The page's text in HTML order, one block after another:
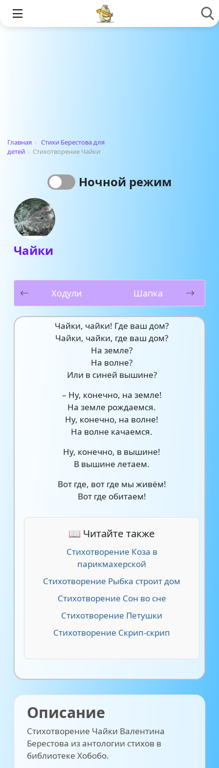
Главная › Стихи Берестова для
детей › Стихотворение Чайки
Ночной режим
Чайки
Ходули Шапка
Чайки, чайки! Где ваш дом?
Чайки, чайки, где ваш дом?
На земле?
На волне?
Или в синей вышине?
– Ну, конечно, на земле!
На земле рождаемся.
Ну, конечно, на волне!
На волне качаемся.
Ну, конечно, в вышине!
В вышине летаем.
Вот где, вот где мы живём!
Вот где обитаем!
📖 Читайте также
Стихотворение Коза в
парикмахерской
Стихотворение Рыбка строит дом
Стихотворение Сон во сне
Стихотворение Петушки
Стихотворение Скрип-скрип
Описание
Стихотворение Чайки Валентина
Берестова из антологии стихов в
библиотеке Хобобо.